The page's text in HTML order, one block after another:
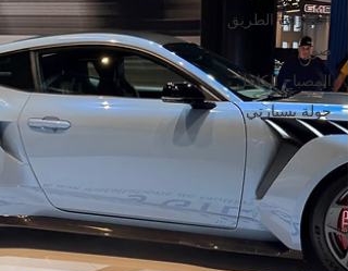
اختبارات الطريق
صور
المصباح الكامل
جولة بسيارتي